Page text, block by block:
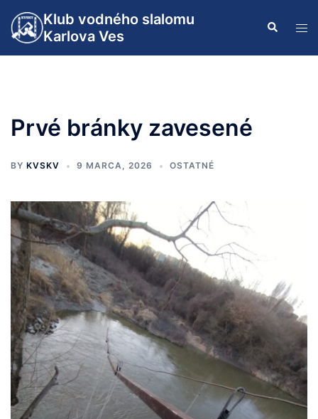
Preskočiť
na
obsah
Klub vodného slalomu
Karlova Ves
Search
Prvé bránky zavesené
BY KVSKV 9 MARCA, 2026 OSTATNÉ